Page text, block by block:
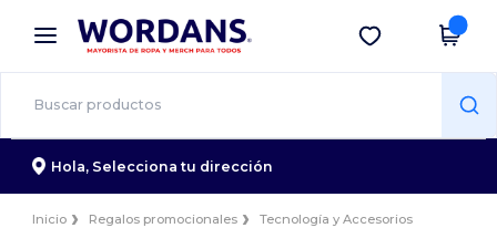
× App de Wordans
¡Mejores precios en app!
Descargar app
Hola, Selecciona tu dirección
Inicio Regalos promocionales
Tecnología y Accesorios